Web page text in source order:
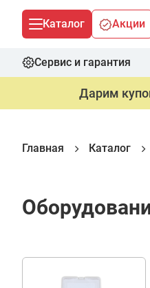
Каталог Акции
Сервис и гарантия
Дарим
Главная Каталог